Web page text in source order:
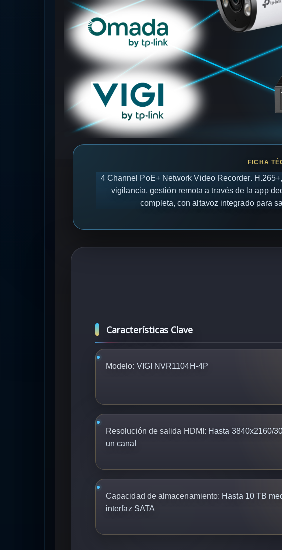
4 Channel PoE+ Network Video Recorder.
vigilancia, gestión remota a través de la app
completa, con altavoz integrado para
Características Clave
Modelo: VIGI NVR1104H-4P
Resolución de salida HDMI: Hasta 3840x2160/
un canal
Capacidad de almacenamiento: Hasta 10 TB
interfaz SATA